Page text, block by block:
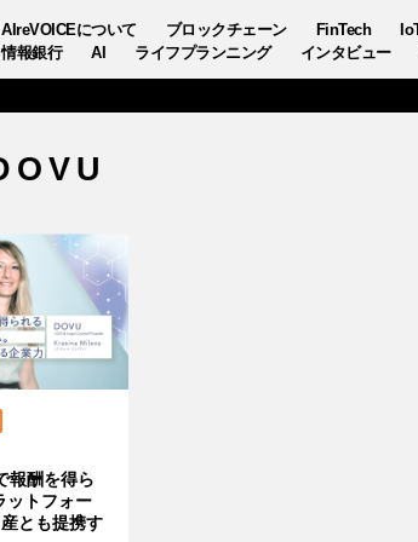
AIreVOICEについて ブロックチェーン FinTech
情報銀行
AI ライフプランニング インタビュー
報酬を得ら
ットフォー
とも提携す